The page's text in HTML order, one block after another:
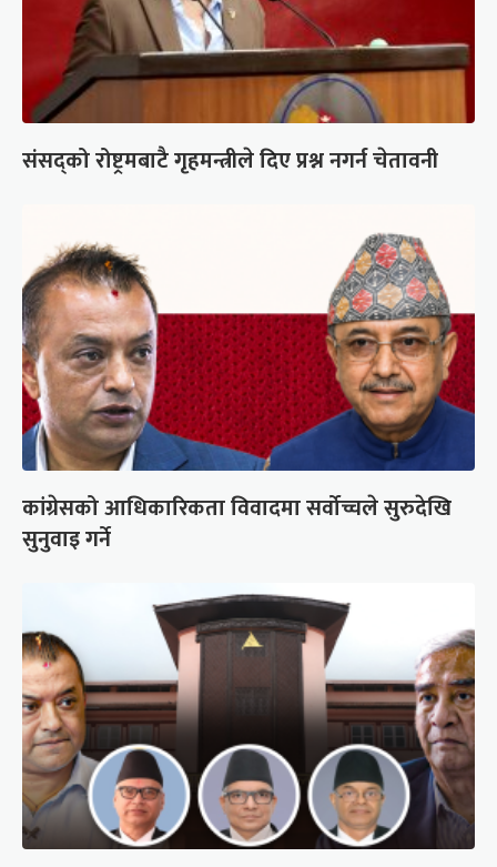
संसद्को रोष्ट्रमबाटै गृहमन्त्रीले दिए प्रश्न नगर्न चेतावनी
कांग्रेसको आधिकारिकता विवादमा सर्वोच्चले सुरुदेखि
सुनुवाइ गर्ने